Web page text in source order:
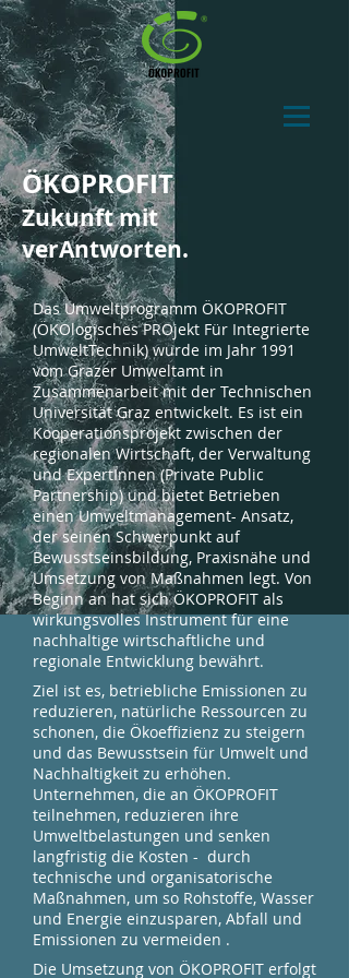
ÖKOPROFIT
Zukunft mit
verAntworten.
Das Umweltprogramm ÖKOPROFIT
(ÖKOlogisches PROjekt Für Integrierte
UmweltTechnik) wurde im Jahr 1991
vom Grazer Umweltamt in
Zusammenarbeit mit der Technischen
Universität Graz entwickelt. Es ist ein
Kooperationsprojekt zwischen der
regionalen Wirtschaft, der Verwaltung
und ExpertInnen (Private Public
Partnership) und bietet Betrieben
einen Umweltmanagement- Ansatz,
der seinen Schwerpunkt auf
Bewusstseinsbildung, Praxisnähe und
Umsetzung von Maßnahmen legt. Von
Beginn an hat sich ÖKOPROFIT als
wirkungsvolles Instrument für eine
nachhaltige wirtschaftliche und
regionale Entwicklung bewährt.
Ziel ist es, betriebliche Emissionen zu
reduzieren, natürliche Ressourcen zu
schonen, die Ökoeffizienz zu steigern
und das Bewusstsein für Umwelt und
Nachhaltigkeit zu erhöhen.
Unternehmen, die an ÖKOPROFIT
teilnehmen, reduzieren ihre
Umweltbelastungen und senken
langfristig die Kosten - durch
technische und organisatorische
Maßnahmen, um so Rohstoffe, Wasser
und Energie einzusparen, Abfall und
Emissionen zu vermeiden .
Die Umsetzung von ÖKOPROFIT erfolgt